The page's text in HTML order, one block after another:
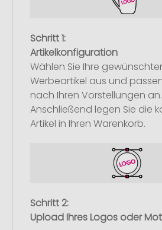
Schritt 1:
Artikelkonfiguration
Wählen Sie Ihre
Werbeartikel aus und
nach Ihren Vorstellungen an.
Anschließend legen Sie die
Artikel in Ihren Warenkorb.
Schritt 2:
Upload Ihres Logos oder